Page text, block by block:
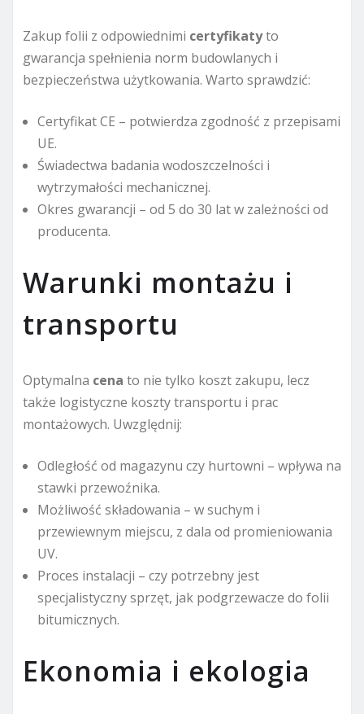
Zakup folii z odpowiednimi certyfikatyto
gwarancja spełnienia norm budowlanych i
bezpieczeństwa użytkowania. Warto sprawdzić:
Certyfikat CE – potwierdza zgodność z przepisami
UE.
Świadectwa badania wodoszczelności i
wytrzymałości mechanicznej.
Okres gwarancji – od 5 do 30 lat w zależności od
producenta.
Warunki montażu i
transportu
Optymalna cena to nie tylko koszt zakupu, lecz
także logistyczne koszty transportu i prac
montażowych. Uwzględnij:
Odległość od magazynu czy hurtowni – wpływa na
stawki przewoźnika.
Możliwość składowania – w suchym i
przewiewnym miejscu, z dala od promieniowania
UV.
Proces instalacji – czy potrzebny jest
specjalistyczny sprzęt, jak podgrzewacze do folii
bitumicznych.
Ekonomia i ekologia